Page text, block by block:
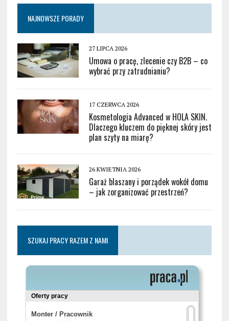
NAJNOWSZE PORADY
27 LIPCA 2026
Umowa o pracę, zlecenie czy B2B – co
wybrać przy zatrudnianiu?
17 CZERWCA 2026
Kosmetologia Advanced w HOLA SKIN.
Dlaczego kluczem do pięknej skóry jest
plan szyty na miarę?
26 KWIETNIA 2026
Garaż blaszany i porządek wokół domu
– jak zorganizować przestrzeń?
SZUKAJ PRACY RAZEM Z NAMI